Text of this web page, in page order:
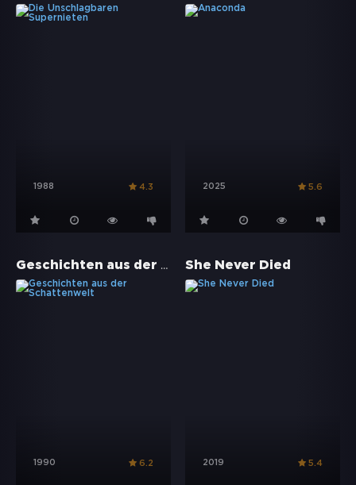
1988 4.3 2025 5.6
Geschichten aus der Schattenwelt
1990 6.2
She Never Died
2019 5.4